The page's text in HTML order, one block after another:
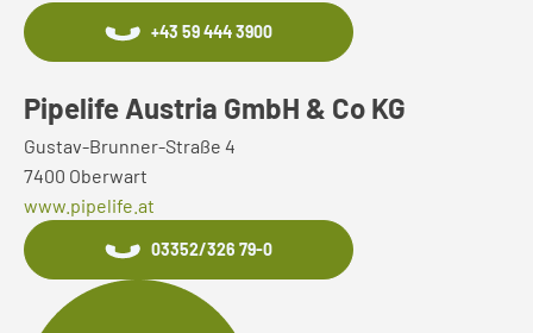
+43 59 444 3900
Pipelife Austria GmbH & Co KG
Gustav-Brunner-Straße 4
7400 Oberwart
www.pipelife.at
03352/326 79-0